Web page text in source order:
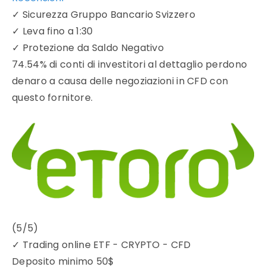
✓ Sicurezza Gruppo Bancario Svizzero
✓ Leva fino a 1:30
✓ Protezione da Saldo Negativo
74.54% di conti di investitori al dettaglio perdono
denaro a causa delle negoziazioni in CFD con
questo fornitore.
(5/5)
✓ Trading online ETF - CRYPTO - CFD
Deposito minimo 50$